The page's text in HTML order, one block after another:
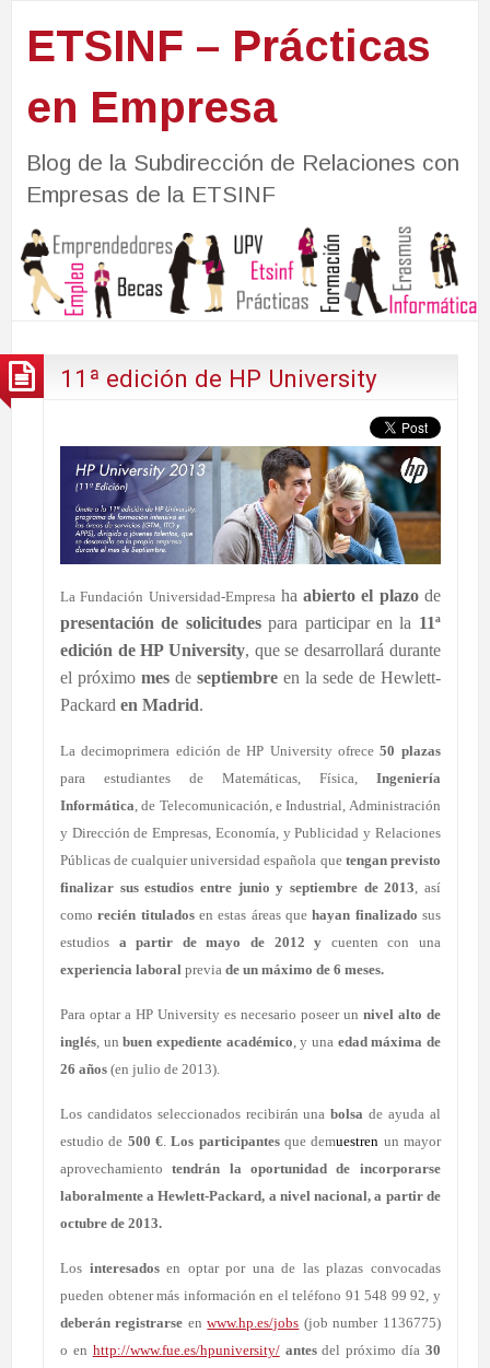
ETSINF – Prácticas
en Empresa
Blog de la Subdirección de Relaciones con
Empresas de la ETSINF
11ª edición de HP University
La Fundación Universidad-Empresa haabierto el plazode
presentación de solicitudespara participar en la 11ª
edición de HP University, que se desarrollará durante
el próximo mesde septiembreen la sede de Hewlett-
Packard en Madrid.
La decimoprimera edición de HP University ofrece50 plazas
para estudiantes de Matemáticas, Física, Ingeniería
Informática, de Telecomunicación, e Industrial, Administración
y Dirección de Empresas, Economía, y Publicidad y Relaciones
Públicas de cualquier universidad española que tengan previsto
finalizar sus estudios entre junio y septiembre de 2013, así
comorecién tituladosen estas áreas quehayan finalizado sus
estudios a partir de mayo de 2012 y cuenten con una
experiencia laboral previa de un máximo de 6 meses.
Para optar a HP University es necesario poseer un nivel alto de
inglés, unbuen expediente académico, y una edad máxima de
26 años (en julio de 2013).
Los candidatos seleccionados recibirán unabolsa de ayuda al
estudio de 500 €.Los participantes que demuestren un mayor
aprovechamiento tendrán la oportunidad de incorporarse
laboralmente a Hewlett-Packard, a nivel nacional, a partir de
octubre de 2013.
Los interesadosen optar por una de las plazas convocadas
pueden obtener más información en el teléfono 91 548 99 92, y
deberán registrarse enwww.hp.es/jobs (job number 1136775)
o en http://www.fue.es/hpuniversity/ antesdel próximo día 30